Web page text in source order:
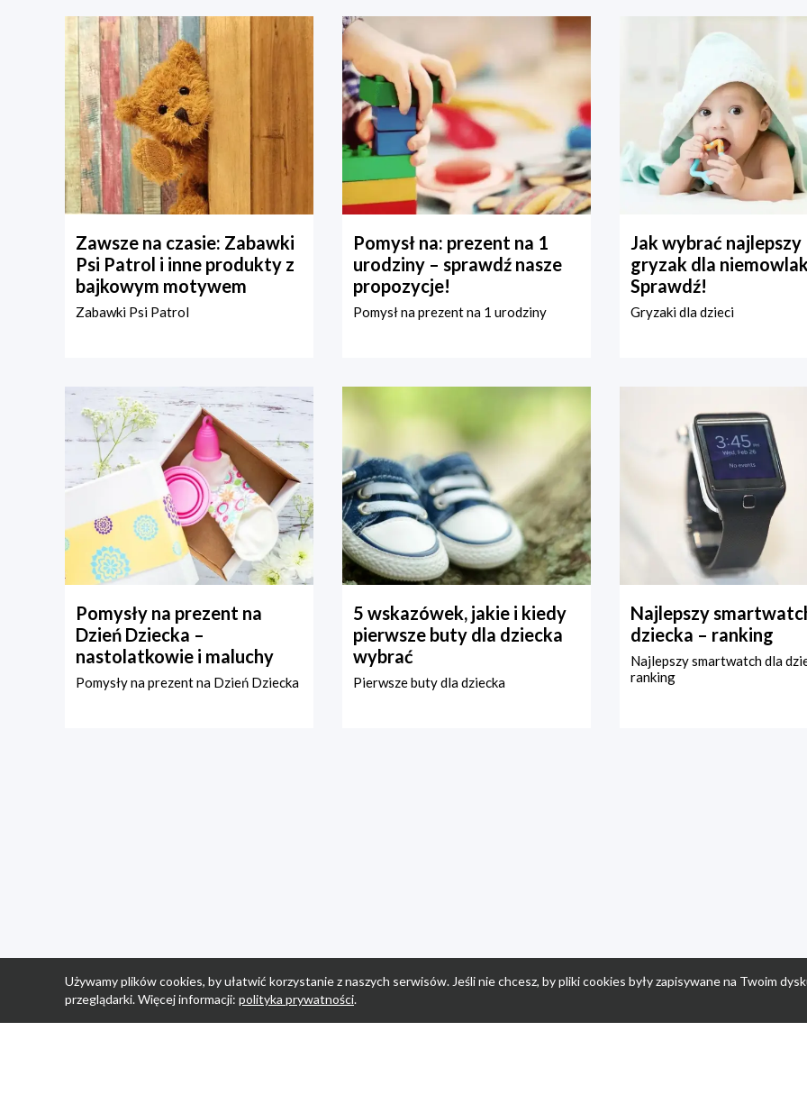
Zawsze na czasie: Zabawki
Psi Patrol i inne produkty z
bajkowym motywem
Zabawki Psi Patrol
Pomysł na: prezent na 1
urodziny – sprawdź nasze
propozycje!
Pomysł na prezent na 1 urodziny
Jak wybrać najlepszy
gryzak dla
Sprawdź!
Gryzaki dla dzieci
Pomysły na prezent na
Dzień Dziecka –
nastolatkowie i maluchy
Pomysły na prezent na Dzień Dziecka
5 wskazówek, jakie i kiedy
pierwsze buty dla dziecka
wybrać
Pierwsze buty dla dziecka
Najlepszy
dziecka – ranking
Najlepszy smartwatch dla
ranking
Używamy plików cookies, by ułatwić korzystanie z naszych serwisów. Jeśli nie chcesz, by pliki cookies były zapisywane na Twoim
przeglądarki. Więcej informacji: polityka prywatności.